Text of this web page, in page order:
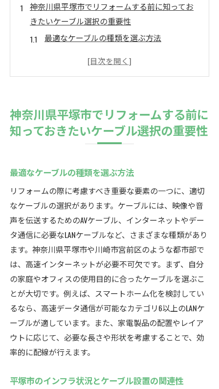
神奈川県平塚市でリフォームする前に知ってお
きたいケーブル選択の重要性
最適なケーブルの種類を選ぶ方法
平塚市のインフラ状況とケーブル設置の関
信頼できる業者選びのコツ
費用対効果を考慮したケーブル選択
川崎市宮前区のリフォームで生活の質を向上さ
リフォームによる居住空間の最適化
宮前区でのケーブル設置がもたらす利便性
環境に優しいリフォームの考え方
地域特性を活かしたデザイン提案
住まいの価値向上を目指すリフォーム計画
リフォーム後のメンテナンスポイント
リフォーム成功の鍵は地域特性を活かした計画
にあり
地域特性に応じた素材選びの重要性
平塚市と宮前区の建物特性
地域コミュニティとの調和を考える
神奈川県平塚市でリフォームする前に
知っておきたいケーブル選択の重要性
最適なケーブルの種類を選ぶ方法
リフォームの際に考慮すべき重要な要素の一つに、適切
なケーブルの選択があります。ケーブルには、映像や音
声を伝送するためのAVケーブル、インターネットやデー
タ通信に必要なLANケーブルなど、さまざまな種類があり
ます。神奈川県平塚市や川崎市宮前区のような都市部で
は、高速インターネットが必要不可欠です。まず、自分
の家庭やオフィスの使用目的に合ったケーブルを選ぶこ
とが大切です。例えば、スマートホーム化を検討してい
るなら、高速データ通信が可能なカテゴリ6以上のLANケ
ーブルが適しています。また、家電製品の配置やレイア
ウトに応じて、必要な長さや形状を考慮することで、効
率的に配線が行えます。
平塚市のインフラ状況とケーブル設置の関連性